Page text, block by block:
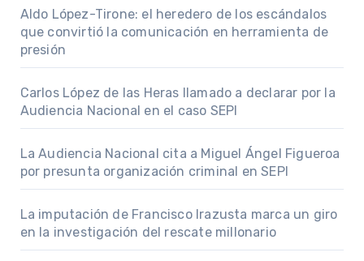
Aldo López-Tirone: el heredero de los escándalos
que convirtió la comunicación en herramienta de
presión
Carlos López de las Heras llamado a declarar por la
Audiencia Nacional en el caso SEPI
La Audiencia Nacional cita a Miguel Ángel Figueroa
por presunta organización criminal en SEPI
La imputación de Francisco Irazusta marca un giro
en la investigación del rescate millonario